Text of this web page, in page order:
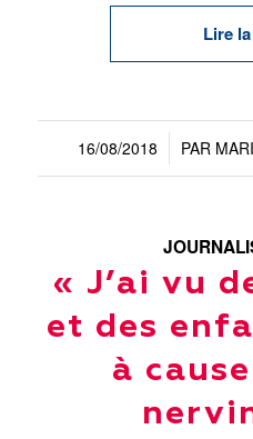
Lire
16/08/2018
/ PAR
« J’ai vu
et des
à